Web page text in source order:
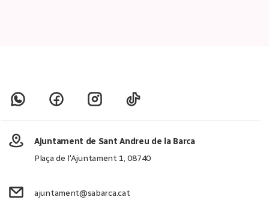
Ajuntament de Sant Andreu de la Barca
Plaça de l'Ajuntament 1, 08740
ajuntament@sabarca.cat